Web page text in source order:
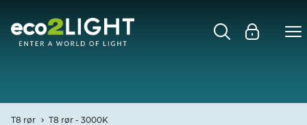
T8 rør T8 rør - 3000K